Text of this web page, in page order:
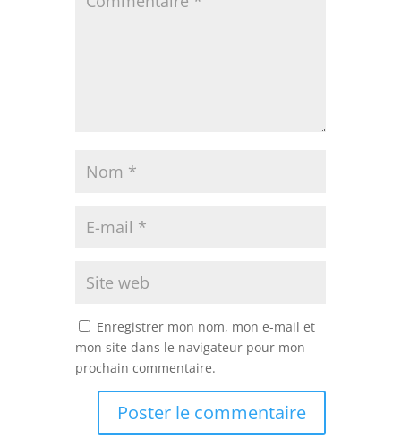
Enregistrer mon nom, mon e-mail et
mon site dans le navigateur pour mon
prochain commentaire.